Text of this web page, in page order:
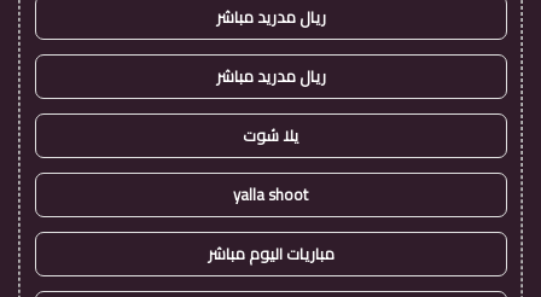
ريال مدريد مباشر
ريال مدريد مباشر
يلا شوت
yalla shoot
مباريات اليوم مباشر